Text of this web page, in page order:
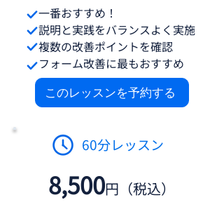
​一番おすすめ！
​説明と実践をバランスよく実施
複数の改善ポイントを確認
フォーム改善に最もおすすめ
このレッスンを予約する
60分レッスン
​8,500円（税込）